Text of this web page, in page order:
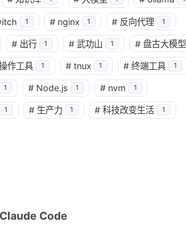
点
1 # nginx 1 # 反向代理 1
# 出行 1 # 武功山 1 # 盘古大模型
作工具 1 # tnux 1 # 终端工具 1
1 # Node.js 1 # nvm 1
1 # 生产力 1 # 科技改变生活 1
Code